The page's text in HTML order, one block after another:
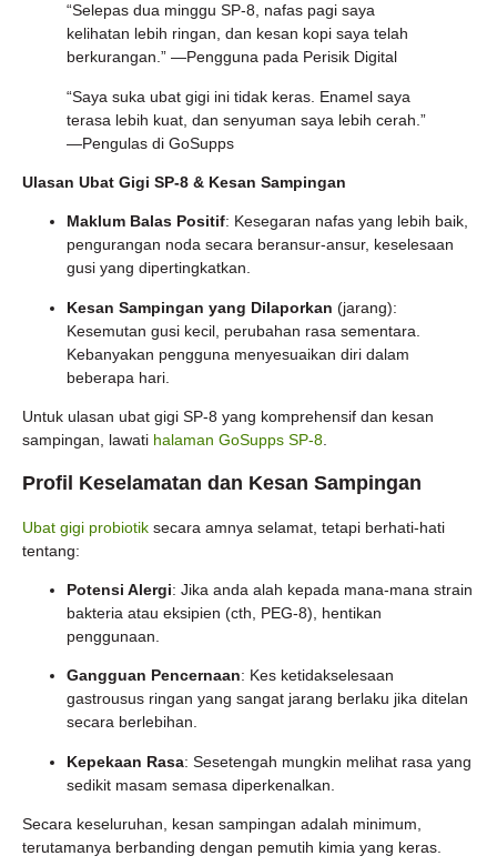
“Selepas dua minggu SP-8, nafas pagi saya
kelihatan lebih ringan, dan kesan kopi saya telah
berkurangan.” —Pengguna pada Perisik Digital
“Saya suka ubat gigi ini tidak keras. Enamel saya
terasa lebih kuat, dan senyuman saya lebih cerah.”
—Pengulas di GoSupps
Ulasan Ubat Gigi SP-8 & Kesan Sampingan
Maklum Balas Positif: Kesegaran nafas yang lebih baik,
pengurangan noda secara beransur-ansur, keselesaan
gusi yang dipertingkatkan.
Kesan Sampingan yang Dilaporkan (jarang):
Kesemutan gusi kecil, perubahan rasa sementara.
Kebanyakan pengguna menyesuaikan diri dalam
beberapa hari.
Untuk ulasan ubat gigi SP-8 yang komprehensif dan kesan
sampingan, lawati halaman GoSupps SP-8.
Profil Keselamatan dan Kesan Sampingan
Ubat gigi probiotik secara amnya selamat, tetapi berhati-hati
tentang:
Potensi Alergi: Jika anda alah kepada mana-mana strain
bakteria atau eksipien (cth, PEG-8), hentikan
penggunaan.
Gangguan Pencernaan: Kes ketidakselesaan
gastrousus ringan yang sangat jarang berlaku jika ditelan
secara berlebihan.
Kepekaan Rasa: Sesetengah mungkin melihat rasa yang
sedikit masam semasa diperkenalkan.
Secara keseluruhan, kesan sampingan adalah minimum,
terutamanya berbanding dengan pemutih kimia yang keras.